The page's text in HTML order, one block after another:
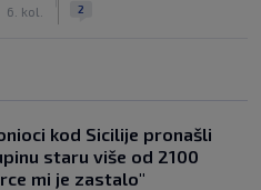
6. kol. 2
kod Sicilije pronašli
staru više od 2100
mi je zastalo"